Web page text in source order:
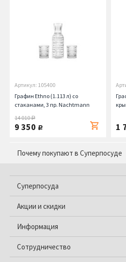
Артикул: 105400
Графин Ethno (1.113 л) со
стаканами, 3 пр. Nachtmann
14 010руб.
9 350 руб. 1
Почему покупают в Суперпосуде
Суперпосуда
Акции и скидки
Информация
Сотрудничество